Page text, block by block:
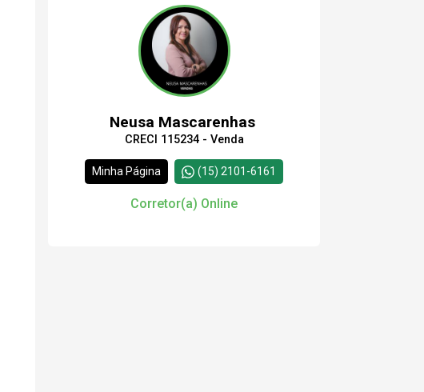
Neusa Mascarenhas
CRECI 115234 - Venda
Minha Página (15) 2101-6161
Corretor(a) Online